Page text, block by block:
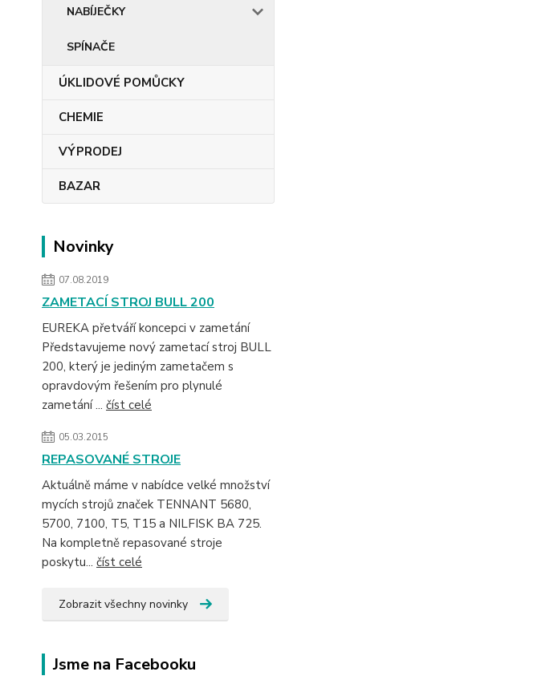
NABÍJEČKY
SPÍNAČE
ÚKLIDOVÉ POMŮCKY
CHEMIE
VÝPRODEJ
BAZAR
Novinky
07.08.2019
ZAMETACÍ STROJ BULL 200
EUREKA přetváří koncepci v zametání
Představujeme nový zametací stroj BULL
200, který je jediným zametačem s
opravdovým řešením pro plynulé
zametání ... číst celé
05.03.2015
REPASOVANÉ STROJE
Aktuálně máme v nabídce velké množství
mycích strojů značek TENNANT 5680,
5700, 7100, T5, T15 a NILFISK BA 725.
Na kompletně repasované stroje
poskytu... číst celé
Zobrazit všechny novinky
Jsme na Facebooku